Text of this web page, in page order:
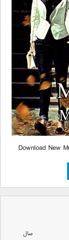
Download New
سال